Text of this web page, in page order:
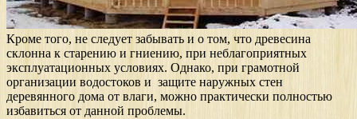
Кроме того, не следует забывать и о том, что древесина
склонна к старению и гниению, при неблагоприятных
эксплуатационных условиях. Однако, при грамотной
организации водостоков и защите наружных стен
деревянного дома от влаги, можно практически полностью
избавиться от данной проблемы.